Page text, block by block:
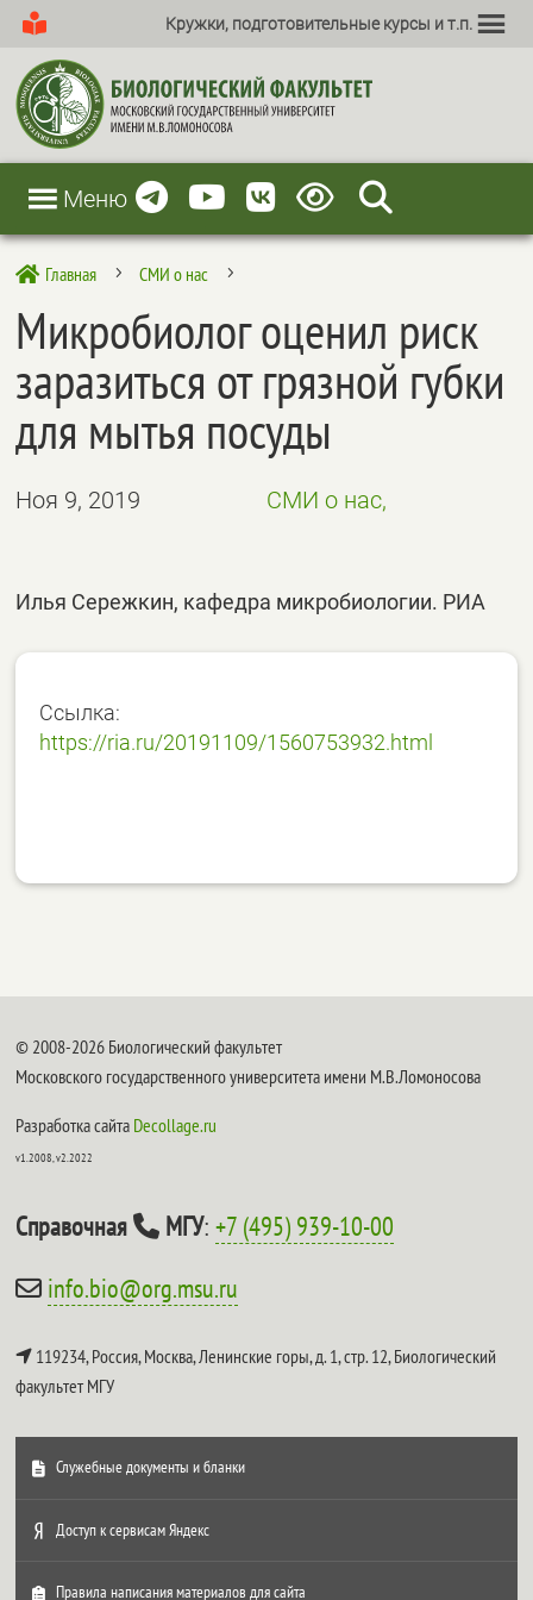
Кружки, подготовительные курсы и т.п.
Меню
 Главная 5 СМИ о нас 5
Микробиолог оценил риск
заразиться от грязной губки
для мытья посуды
Ноя 9, 2019 СМИ о нас,
Илья Сережкин, кафедра микробиологии. РИА
Ссылка:
https://ria.ru/20191109/1560753932.html
© 2008-2026 Биологический факультет
Московского государственного университета имени М.В.Ломоносова
Разработка сайта Decollage.ru
v1.2008, v2.2022
Справочная МГУ:+7 (495) 939-10-00
info.bio@org.msu.ru
119234, Россия, Москва, Ленинские горы, д. 1, стр. 12,Биологический
факультет МГУ
Служебные документы и бланки
Доступ к сервисам Яндекс
Правила написания материалов для сайта